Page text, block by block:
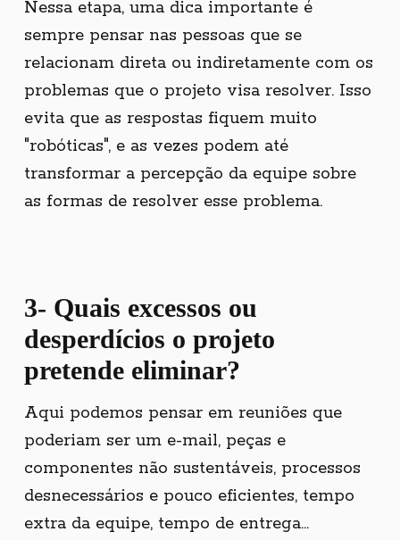
Nessa etapa, uma dica importante é
sempre pensar nas pessoas que se
relacionam direta ou indiretamente com os
problemas que o projeto visa resolver. Isso
evita que as respostas fiquem muito
"robóticas", e as vezes podem até
transformar a percepção da equipe sobre
as formas de resolver esse problema.
3- Quais excessos ou
desperdícios o projeto
pretende eliminar?
Aqui podemos pensar em reuniões que
poderiam ser um e-mail, peças e
componentes não sustentáveis, processos
desnecessários e pouco eficientes, tempo
extra da equipe, tempo de entrega...